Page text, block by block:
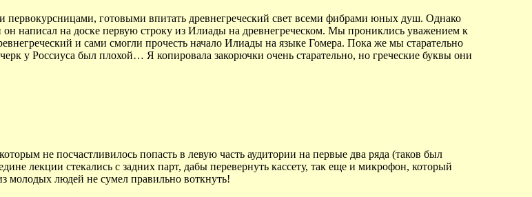
первокурсницами, готовыми впитать древнегреческий свет всеми фибрами юных душ. Однако
написал на доске первую строку из Илиады на древнегреческом. Мы прониклись уважением к
и сами смогли прочесть начало Илиады на языке Гомера. Пока же мы старательно
у Россиуса был плохой… Я копировала закорючки очень старательно, но греческие буквы они
не посчастливилось попасть в левую часть аудитории на первые два ряда (таков был
лекции стекались с задних парт, дабы перевернуть кассету, так еще и микрофон, который
молодых людей не сумел правильно воткнуть!